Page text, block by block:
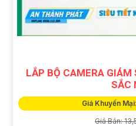
LẮP BỘ CAMERA
SẮC
Giá Khuyến
Giá Bán: